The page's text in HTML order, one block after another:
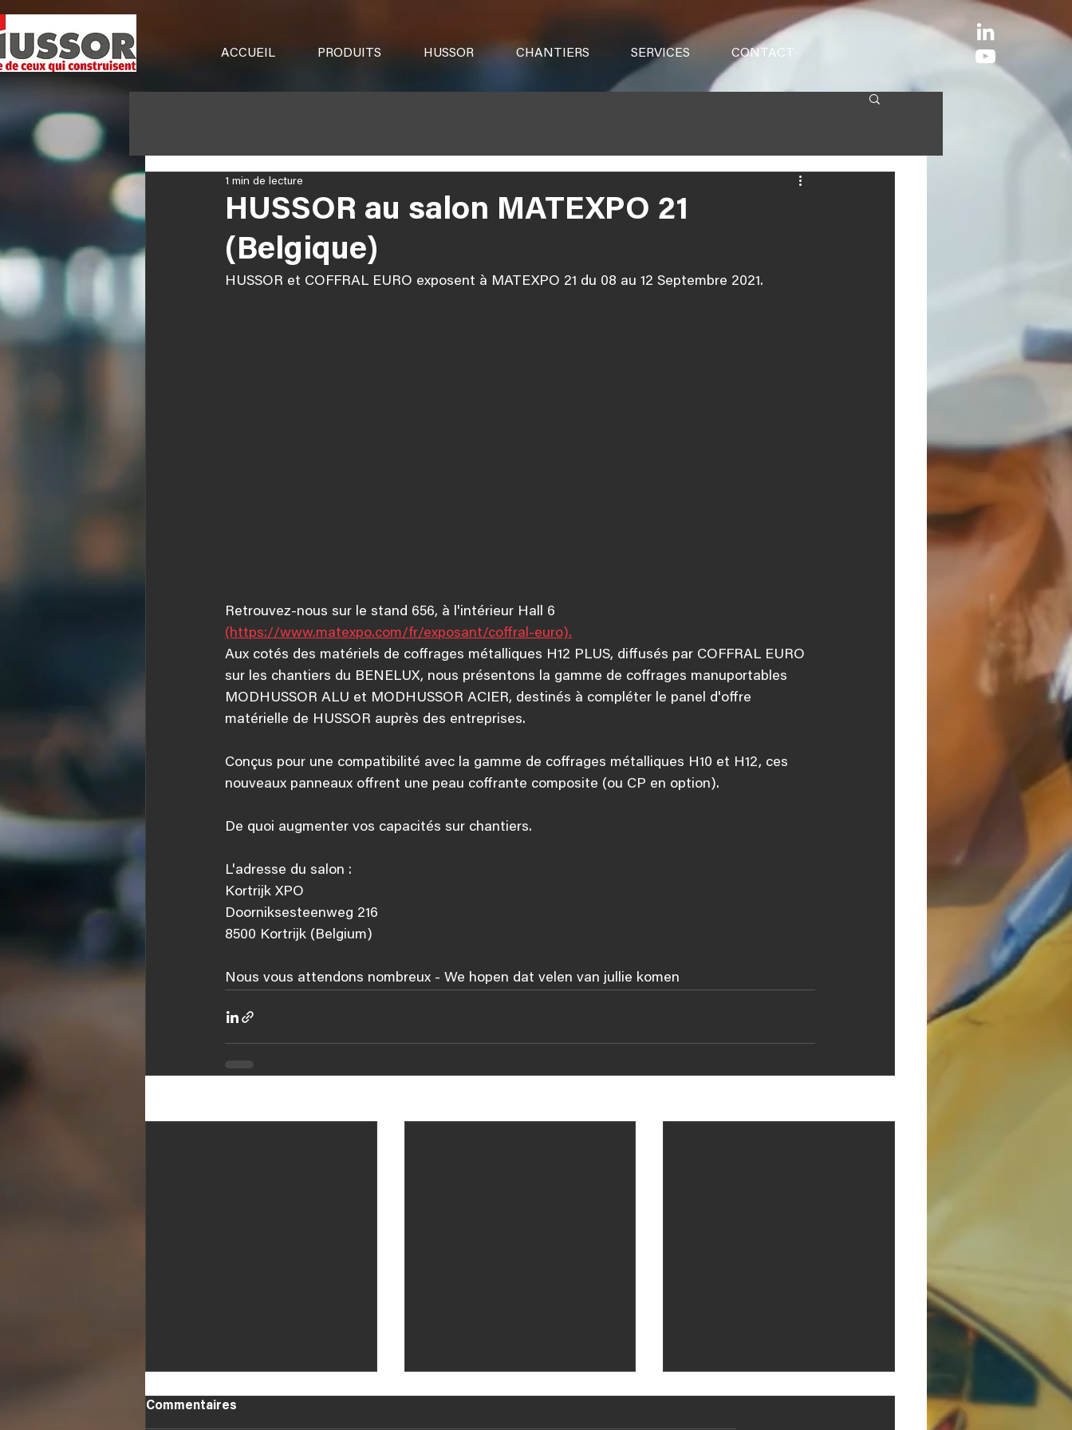
ACCUEIL PRODUITS HUSSOR CHANTIERS SERVICES CONTACT
HUSSOR au salon MATEXPO 21
(Belgique)
1 min de lecture
HUSSOR et COFFRAL EURO exposent à MATEXPO 21 du 08 au 12 Septembre 2021.
Retrouvez-nous sur le stand 656, à l'intérieur Hall 6
(https://www.matexpo.com/fr/exposant/coffral-euro).
Aux cotés des matériels de coffrages métalliques H12 PLUS, diffusés par COFFRAL EURO
sur les chantiers du BENELUX, nous présentons la gamme de coffrages manuportables
MODHUSSOR ALU et MODHUSSOR ACIER, destinés à compléter le panel d'offre
matérielle de HUSSOR auprès des entreprises.
Conçus pour une compatibilité avec la gamme de coffrages métalliques H10 et H12, ces
nouveaux panneaux offrent une peau coffrante composite (ou CP en option).
De quoi augmenter vos capacités sur chantiers.
L'adresse du salon :
Kortrijk XPO
Doorniksesteenweg 216
8500 Kortrijk (Belgium)
Nous vous attendons nombreux - We hopen dat velen van jullie komen
Commentaires